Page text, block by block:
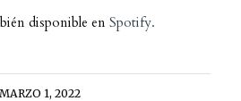
disponible enSpotify.
MARZO 1, 2022